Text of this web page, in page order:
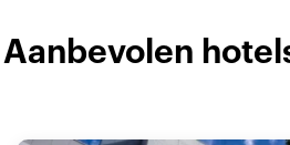
Aanbevolen